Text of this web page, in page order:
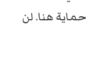
حماية هنا. لن